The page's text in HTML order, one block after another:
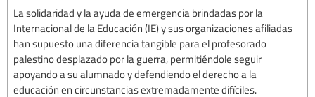
La solidaridad y la ayuda de emergencia brindadas por la
Internacional de la Educación (IE) y sus organizaciones afiliadas
han supuesto una diferencia tangible para el profesorado
palestino desplazado por la guerra, permitiéndole seguir
apoyando a su alumnado y defendiendo el derecho a la
educación en circunstancias extremadamente difíciles.